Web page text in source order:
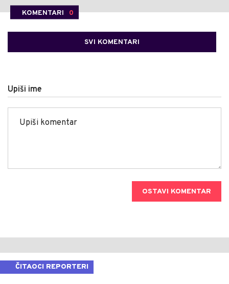
KOMENTARI 0
SVI KOMENTARI
Upiši ime
OSTAVI KOMENTAR
ČITAOCI REPORTERI